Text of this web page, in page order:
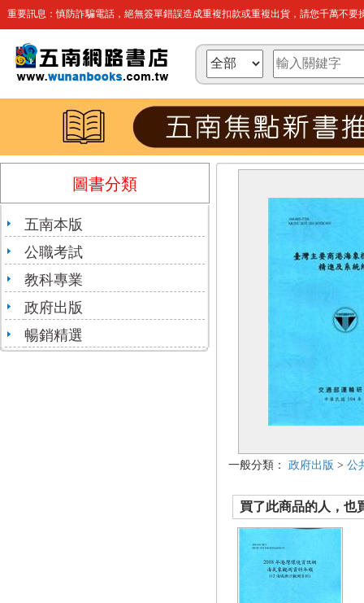
重要訊息：慎防詐騙電話，絕無簽單錯誤造成重複扣款或重複出貨，請您千萬不要
圖書分類
五南本版
公職考試
教科專業
政府出版
暢銷精選
一般分類： 政府出版 > 公
買了此商品的人，也